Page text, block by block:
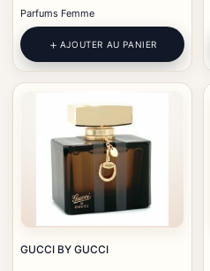
Parfums Femme
AJOUTER AU PANIER
GUCCI BY GUCCI